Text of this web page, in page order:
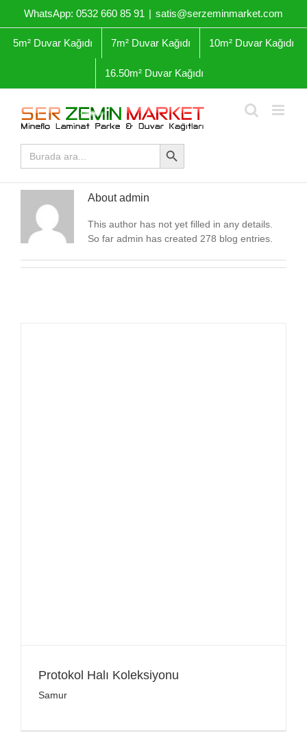
WhatsApp: 0532 660 85 91 | satis@serzeminmarket.com
5m² Duvar Kağıdı 7m² Duvar Kağıdı 10m² Duvar Kağıdı
16.50m² Duvar Kağıdı
Arama
yap:
Arama Butonu
Aboutadmin
This author has not yet filled in any details.
So far admin has created 278 blog entries.
Protokol Halı Koleksiyonu
Samur